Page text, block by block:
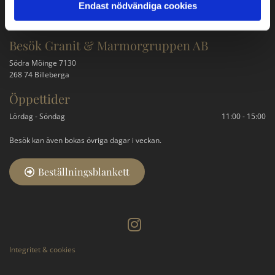
Endast nödvändiga cookies
kontakt@granitgruppen.se
Besök Granit & Marmorgruppen AB
Södra Möinge 7130
268 74 Billeberga
Öppettider
Lördag - Söndag 11:00 - 15:00
Besök kan även bokas övriga dagar i veckan.
Beställningsblankett
Integritet & cookies